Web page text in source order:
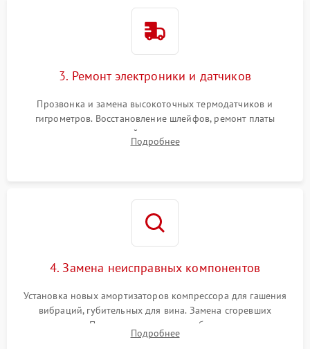
3. Ремонт электроники и датчиков
Прозвонка и замена высокоточных термодатчиков и
гигрометров. Восстановление шлейфов, ремонт платы
управления, отвечающей за поддержание микроклимата.
Проверка систем защиты от УФ-излучения и подсветки.
Подробнее
4. Замена неисправных компонентов
Установка новых амортизаторов компрессора для гашения
вибраций, губительных для вина. Замена сгоревших
элементов Пельтье, вентиляторов обдува, угольных
фильтров или поврежденных уплотнителей дверцы.
Подробнее